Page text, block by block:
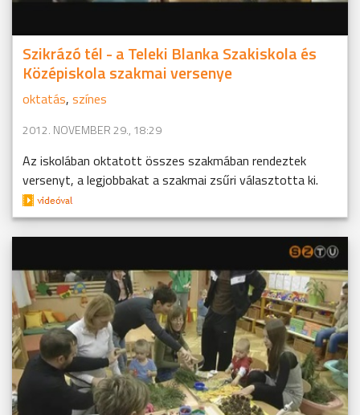
Szikrázó tél - a Teleki Blanka Szakiskola és
Középiskola szakmai versenye
oktatás, színes
2012. NOVEMBER 29., 18:29
Az iskolában oktatott összes szakmában rendeztek
versenyt, a legjobbakat a szakmai zsűri választotta ki.